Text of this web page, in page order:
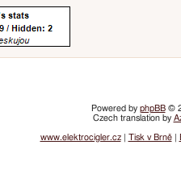
Powered by phpBB©
Czech translation by
www.elektrocigler.cz| Tisk v Brně|